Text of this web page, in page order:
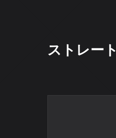
ストレート